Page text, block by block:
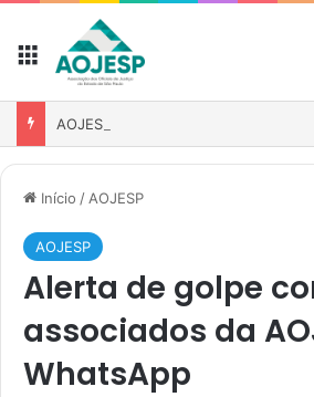
Início / AOJESP
AOJESP
Alerta de golpe
associados da
WhatsApp